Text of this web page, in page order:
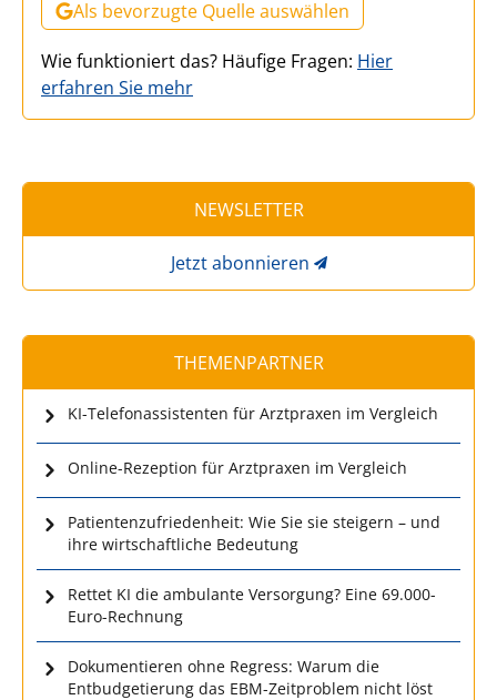
Als bevorzugte Quelle auswählen
Wie funktioniert das? Häufige Fragen: Hier
erfahren Sie mehr
NEWSLETTER
Jetzt abonnieren
THEMENPARTNER
KI-Telefonassistenten für Arztpraxen im Vergleich
Online-Rezeption für Arztpraxen im Vergleich
Patientenzufriedenheit: Wie Sie sie steigern – und
ihre wirtschaftliche Bedeutung
Rettet KI die ambulante Versorgung? Eine 69.000-
Euro-Rechnung
Dokumentieren ohne Regress: Warum die
Entbudgetierung das EBM-Zeitproblem nicht löst